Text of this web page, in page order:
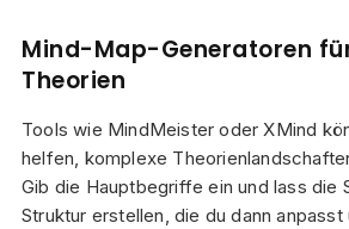
Mind-Map-Generatoren
Theorien
Tools wie MindMeister oder XMind
helfen, komplexe
Gib die Hauptbegriffe ein und lass die
Struktur erstellen, die du dann anpasst